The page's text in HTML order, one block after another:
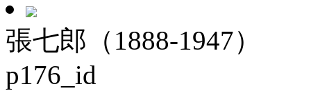
張七郎（1888-1947）
p176_id